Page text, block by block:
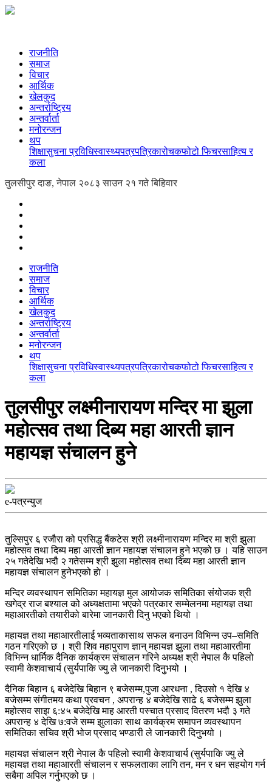
राजनीति
समाज
विचार
आर्थिक
खेलकुद
अन्तर्राष्ट्रिय
अन्तर्वार्ता
मनोरन्जन
थप
शिक्षासुचना प्रविधिस्वास्थ्यपत्रपत्रिकारोचकफोटो फिचरसाहित्य र
कला
तुलसीपुर दाङ, नेपाल २०८३ साउन २१ गते बिहिवार
राजनीति
समाज
विचार
आर्थिक
खेलकुद
अन्तर्राष्ट्रिय
अन्तर्वार्ता
मनोरन्जन
थप
शिक्षासुचना प्रविधिस्वास्थ्यपत्रपत्रिकारोचकफोटो फिचरसाहित्य र
कला
तुलसीपुर लक्ष्मीनारायण मन्दिर मा झुला
महोत्सव तथा दिब्य महा आरती ज्ञान
महायज्ञ संचालन हुने
e-पत्रन्युज
तुल्सिपुर ६ रजौरा को प्रसिद्ध बैंकटेस श्री लक्ष्मीनारायण मन्दिर मा श्री झुला
महोत्सव तथा दिब्य महा आरती ज्ञान महायज्ञ संचालन हुने भएको छ । यहि साउन
२५ गतेदेखि भदौ २ गतेसम्म श्री झुला महोत्सव तथा दिब्य महा आरती ज्ञान
महायज्ञ संचालन हुनेभएको हाे ।
मन्दिर व्यवस्थापन समितिका महायज्ञ मुल आयोजक समितिका संयोजक श्री
खगेद्र राज बश्याल को अध्यक्षतामा भएको पत्रकार सम्मेलनमा महायज्ञ तथा
महाआरतीको तयारीको बारेमा जानकारी दिनु भएको थियो ।
महायज्ञ तथा महाआरतीलाई भव्यताकासाथ सफल बनाउन विभिन्न उप–समिति
गठन गरिएको छ । श्री शिव महापुराण ज्ञान् महायज्ञ झुला तथा महाआरतीमा
विभिन्न धार्मिक दैनिक कार्यक्रम संचालन गरिने अध्यक्ष श्री नेपाल कै पहिलो
स्वामी केशवाचार्य (सुर्यपाकि ज्यु ले जानकारी दिनुुभयो ।
दैनिक बिहान ६ बजेदेखि बिहान ९ बजेसम्म,पुजा आरधना , दिउसो १ देखि ४
बजेसम्म संगीतमय कथा प्रवचन , अपरान्ह ४ बजेदेखि साढे ६ बजेसम्म झुला
महोत्सव साझ ६:४५ बजेदेखि माह आरती पस्चात प्रसाद वितरण भदौ ३ गते
अपरान्ह ४ देखि ७:वजे सम्म झुलाका साथ कार्यक्रम समापन व्यवस्थापन
समितिका सचिव श्री भोज प्रसाद भण्डारी ले जानकारी दिनुुभयो ।
महायज्ञ संचालन श्री नेपाल कै पहिलो स्वामी केशवाचार्य (सुर्यपाकि ज्यु ले
महायज्ञ तथा महाआरती संचालन र सफलताका लागि तन, मन र धन सहयोग गर्न
सबैमा अपिल गर्नुुभएको छ ।